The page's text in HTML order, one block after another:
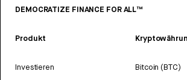
DEMOCRATIZE FINANCE FOR ALL™
Produkt
Investieren
Bitcoin (BTC)